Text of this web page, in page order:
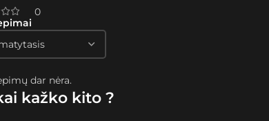
0
dar nėra.
kažko kito ?